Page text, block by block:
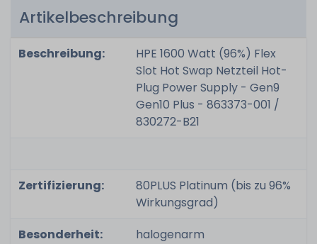
Artikelbeschreibung
Beschreibung:
HPE 1600 Watt (96%) Flex
Slot Hot Swap Netzteil Hot-
Plug Power Supply - Gen9
Gen10 Plus - 863373-001 /
830272-B21
Zertifizierung:
80PLUS Platinum (bis zu 96%
Wirkungsgrad)
Besonderheit:
halogenarm